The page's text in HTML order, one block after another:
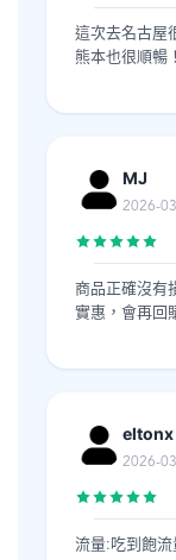
這次去名古屋
熊本也很順暢！
MJ
2026-
商品正確沒有
實惠，會再回
eltonx
2026-
流量:吃到飽流